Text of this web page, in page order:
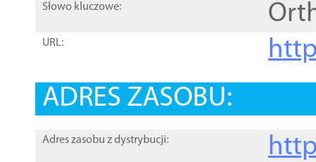
Słowo kluczowe:
URL:
ADRES ZASOBU:
Adres zasobu z dystrybucji: